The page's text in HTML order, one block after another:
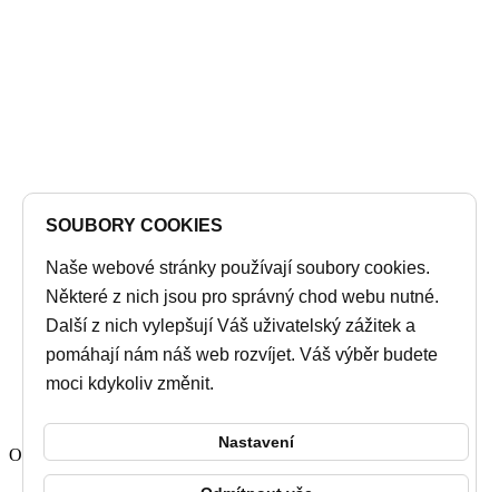
Ordering Display Num
SOUBORY COOKIES
Naše webové stránky používají soubory cookies.
Některé z nich jsou pro správný chod webu nutné.
Další z nich vylepšují Váš uživatelský zážitek a
pomáhají nám náš web rozvíjet. Váš výběr budete
moci kdykoliv změnit.
Nastavení